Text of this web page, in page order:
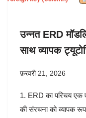
उन्नत ERD
साथ व्यापक
फ़रवरी 21, 2026
1. ERD का परिचय एक
की संरचना को व्यापक